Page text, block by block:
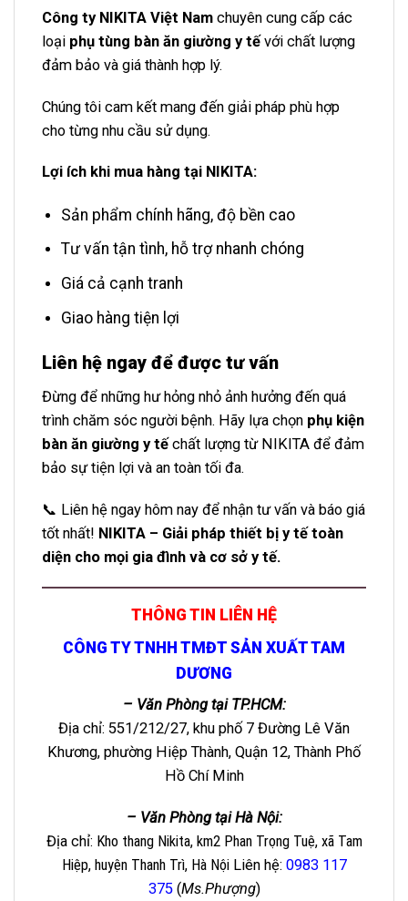
Công ty NIKITA Việt Nam chuyên cung cấp các
loại phụ tùng bàn ăn giường y tế với chất lượng
đảm bảo và giá thành hợp lý.
Chúng tôi cam kết mang đến giải pháp phù hợp
cho từng nhu cầu sử dụng.
Lợi ích khi mua hàng tại NIKITA:
Sản phẩm chính hãng, độ bền cao
Tư vấn tận tình, hỗ trợ nhanh chóng
Giá cả cạnh tranh
Giao hàng tiện lợi
Liên hệ ngay để được tư vấn
Đừng để những hư hỏng nhỏ ảnh hưởng đến quá
trình chăm sóc người bệnh. Hãy lựa chọn phụ kiện
bàn ăn giường y tế chất lượng từ NIKITA để đảm
bảo sự tiện lợi và an toàn tối đa.
📞 Liên hệ ngay hôm nay để nhận tư vấn và báo giá
tốt nhất! NIKITA – Giải pháp thiết bị y tế toàn
diện cho mọi gia đình và cơ sở y tế.
THÔNG TIN LIÊN HỆ
CÔNG TY TNHH TMĐT SẢN XUẤT TAM
DƯƠNG
– Văn Phòng tại TP.HCM:
Địa chỉ: 551/212/27, khu phố 7 Đường Lê Văn
Khương, phường Hiệp Thành, Quận 12, Thành Phố
Hồ Chí Minh
– Văn Phòng tại Hà Nội:
Địa chỉ: Kho thang Nikita, km2 Phan Trọng Tuệ, xã Tam
Hiệp, huyện Thanh Trì, Hà Nội Liên hệ: 0983 117
375(Ms.Phượng)